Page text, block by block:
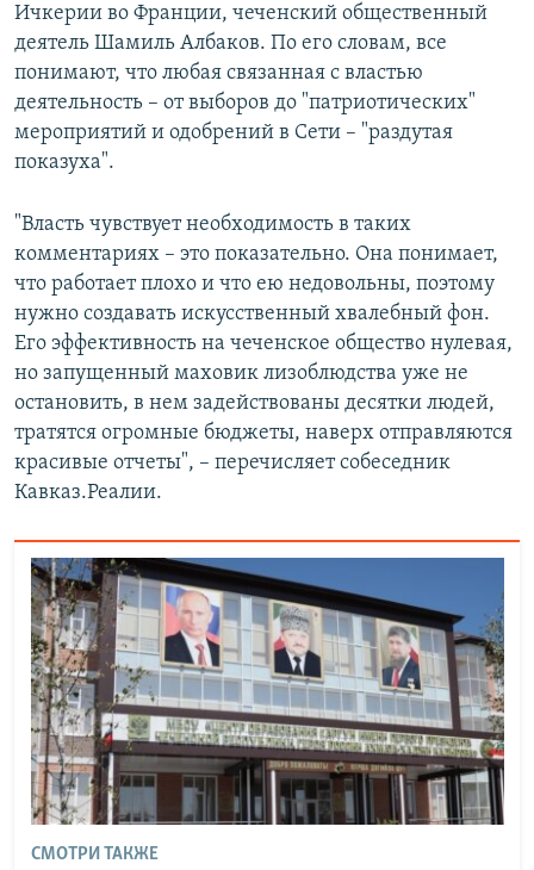
Ичкерии во Франции, чеченский общественный
деятель Шамиль Албаков. По его словам, все
понимают, что любая связанная с властью
деятельность – от выборов до "патриотических"
мероприятий и одобрений в Сети – "раздутая
показуха".
"Власть чувствует необходимость в таких
комментариях – это показательно. Она понимает,
что работает плохо и что ею недовольны, поэтому
нужно создавать искусственный хвалебный фон.
Его эффективность на чеченское общество нулевая,
но запущенный маховик лизоблюдства уже не
остановить, в нем задействованы десятки людей,
тратятся огромные бюджеты, наверх отправляются
красивые отчеты", – перечисляет собеседник
Кавказ.Реалии.
СМОТРИ ТАКЖЕ